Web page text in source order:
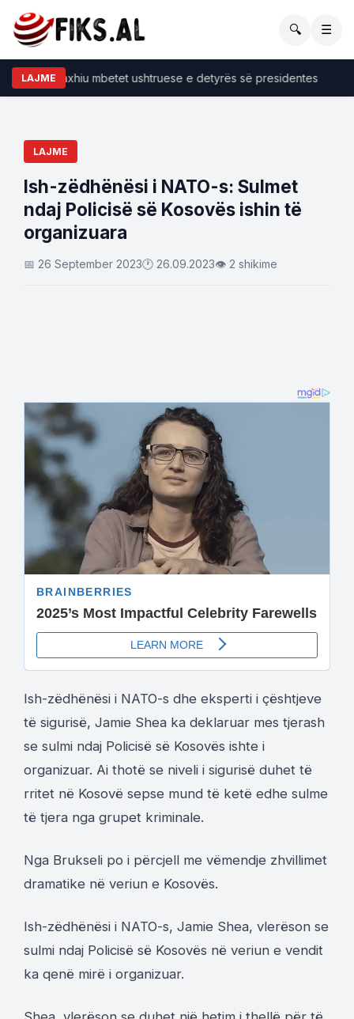
🔍 ☰
LAJME Kurti e konfirmon: Haxhiu mbetet ushtruese e
LAJME
Ish-zëdhënësi i NATO-s: Sulmet
ndaj Policisë së Kosovës ishin të
organizuara
📅 26 September 2023🕐 26.09.2023👁 2 shikime
Ish-zëdhënësi i NATO-s dhe eksperti i çështjeve
të sigurisë, Jamie Shea ka deklaruar mes tjerash
se sulmi ndaj Policisë së Kosovës ishte i
organizuar. Ai thotë se niveli i sigurisë duhet të
rritet në Kosovë sepse mund të ketë edhe sulme
të tjera nga grupet kriminale.
Nga Brukseli po i përcjell me vëmendje zhvillimet
dramatike në veriun e Kosovës.
Ish-zëdhënësi i NATO-s, Jamie Shea, vlerëson se
sulmi ndaj Policisë së Kosovës në veriun e vendit
ka qenë mirë i organizuar.